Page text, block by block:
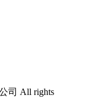
司 All rights